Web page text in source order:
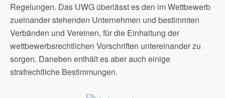
Regelungen. Das UWG überlässt es den im Wettbewerb
zueinander stehenden Unternehmen und bestimmten
Verbänden und Vereinen, für die Einhaltung der
wettbewerbsrechtlichen Vorschriften untereinander zu
sorgen. Daneben enthält es aber auch einige
strafrechtliche Bestimmungen.